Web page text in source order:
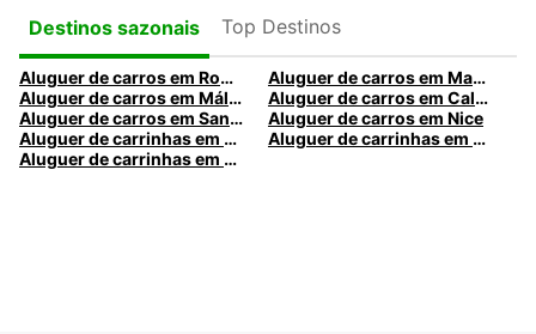
Destinos sazonais
Top Destinos
Aluguer de carros em Roma
Aluguer de carros em Madrid
Aluguer de carros em Málaga
Aluguer de carros em Caldas da Rainha
Aluguer de carros em Santa Maria da Feira
Aluguer de carros em Nice
Aluguer de carrinhas em Nice
Aluguer de carrinhas em Santa Maria da Feira
Aluguer de carrinhas em Caldas da Rainha